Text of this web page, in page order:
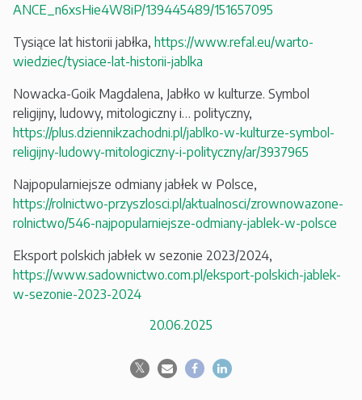
ANCE_n6xsHie4W8iP/139445489/151657095
Tysiące lat historii jabłka, https://www.refal.eu/warto-
wiedziec/tysiace-lat-historii-jablka
Nowacka-Goik Magdalena, Jabłko w kulturze. Symbol
religijny, ludowy, mitologiczny i… polityczny,
https://plus.dziennikzachodni.pl/jablko-w-kulturze-symbol-
religijny-ludowy-mitologiczny-i-polityczny/ar/3937965
Najpopularniejsze odmiany jabłek w Polsce,
https://rolnictwo-przyszlosci.pl/aktualnosci/zrownowazone-
rolnictwo/546-najpopularniejsze-odmiany-jablek-w-polsce
Eksport polskich jabłek w sezonie 2023/2024,
https://www.sadownictwo.com.pl/eksport-polskich-jablek-
w-sezonie-2023-2024
20.06.2025